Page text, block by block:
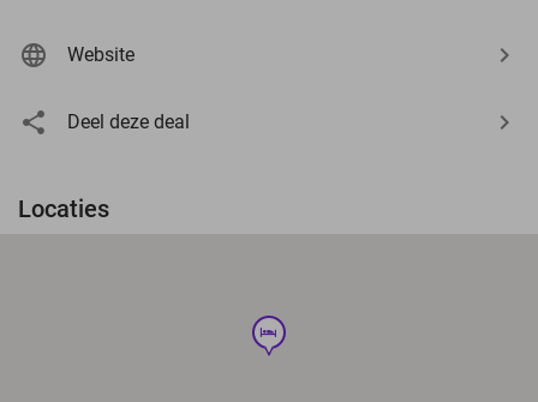
Website
Deel deze deal
Locaties
hotel